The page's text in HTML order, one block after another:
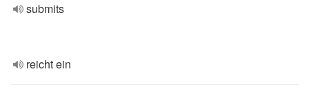
submits
reicht ein